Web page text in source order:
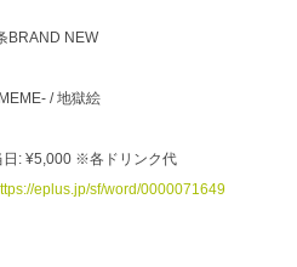
BRAND NEW
/ 地獄絵
日: ¥5,000 ※各ドリンク代
eplus.jp/sf/word/0000071649